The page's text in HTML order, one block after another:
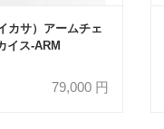
カサ）アームチェ
イス-ARM
79,000円